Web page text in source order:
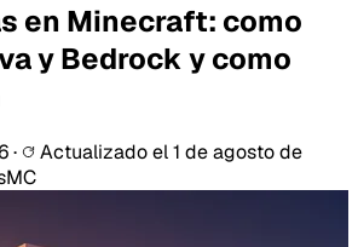
en Minecraft: como
y Bedrock y como
· Actualizado el1 de agosto de